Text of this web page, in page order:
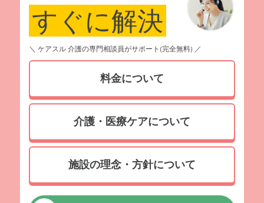
すぐに解決
＼ ケアスル 介護の専門相談員がサポート(完全無料) ／
料金について
介護・医療ケアについて
施設の理念・方針について